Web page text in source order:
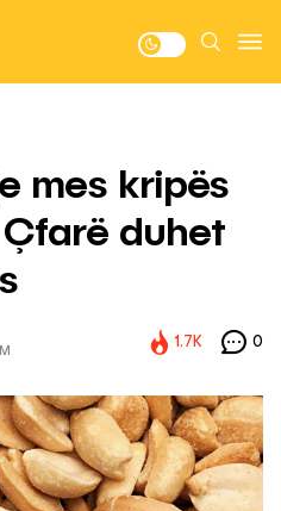
mes kripës
duhet
1.7K 0